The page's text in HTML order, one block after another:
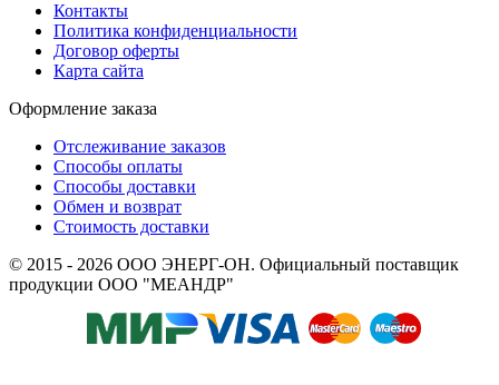
Контакты
Политика конфиденциальности
Договор оферты
Карта сайта
Оформление заказа
Отслеживание заказов
Способы оплаты
Способы доставки
Обмен и возврат
Стоимость доставки
© 2015 - 2026 ООО ЭНЕРГ-ОН. Официальный поставщик
продукции ООО "МЕАНДР"